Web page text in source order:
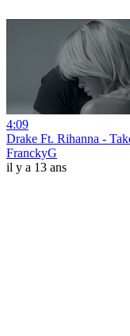
4:09
Drake Ft. Rihanna -
FranckyG
il y a 13 ans